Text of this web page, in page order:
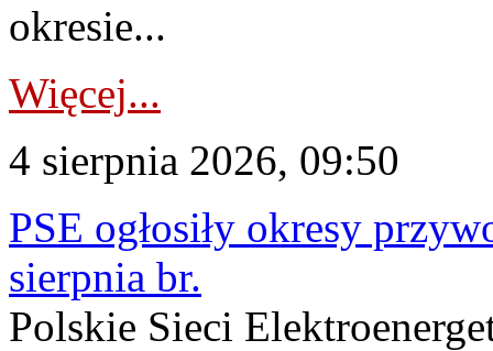
okresie...
Więcej...
4 sierpnia 2026, 09:50
PSE ogłosiły okresy
sierpnia br.
Polskie Sieci